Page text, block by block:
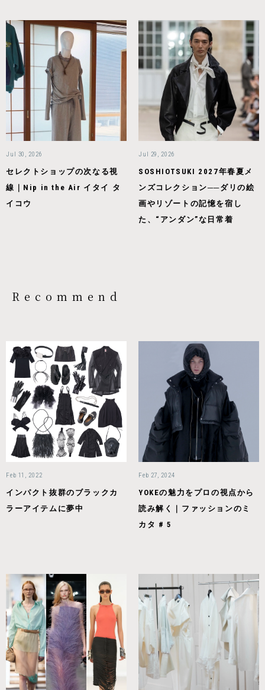
Jul 30, 2026
セレクトショップの次なる視
線｜Nip in the Air イタイ タ
イコウ
Jul 29, 2026
SOSHIOTSUKI 2027年春夏メ
ンズコレクション──ダリの絵
画やリゾートの記憶を宿し
た、“アンダン”な日常着
Recommend
Feb 11, 2022
インパクト抜群のブラックカ
ラーアイテムに夢中
Feb 27, 2024
YOKEの魅力をプロの視点から
読み解く｜ファッションのミ
カタ # 5